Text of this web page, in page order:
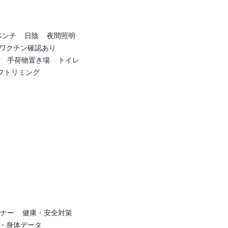
ンチ 日陰
夜間照明
クチン確認あり
手荷物置き場
トイレ
トリミング
ー
健康・安全対策
身体データ